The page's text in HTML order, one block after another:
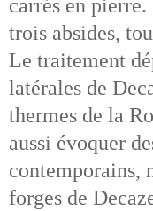
carrés en
trois absides,
Le traitement
latérales de
thermes de la
aussi évoquer
contemporains,
forges de